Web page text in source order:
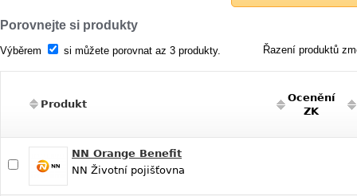
Porovnejte si produkty
Řazení produktů
Výběrem si můžete porovnat az 3 produkty.
Produkt
Ocenění
ZK
NN Orange Benefit
NN Životní pojišťovna